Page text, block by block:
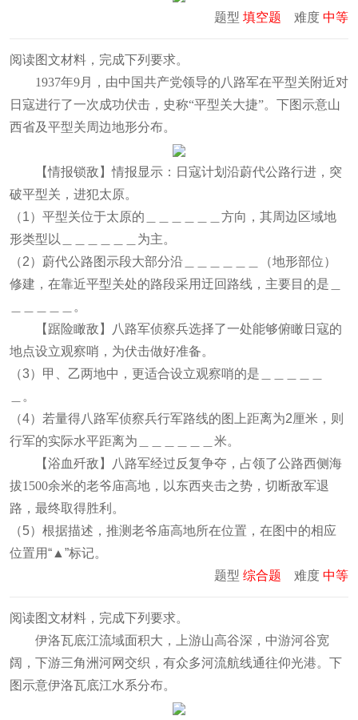
题型 填空题 难度 中等
阅读图文材料，完成下列要求。
1937年9月，由中国共产党领导的八路军在平型关附近对
日寇进行了一次成功伏击，史称“平型关大捷”。下图示意山
西省及平型关周边地形分布。
【情报锁敌】情报显示：日寇计划沿蔚代公路行进，突
破平型关，进犯太原。
（1）平型关位于太原的＿＿＿＿＿＿方向，其周边区域地
形类型以＿＿＿＿＿＿为主。
（2）蔚代公路图示段大部分沿＿＿＿＿＿＿（地形部位）
修建，在靠近平型关处的路段采用迂回路线，主要目的是＿
＿＿＿＿＿。
【踞险瞰敌】八路军侦察兵选择了一处能够俯瞰日寇的
地点设立观察哨，为伏击做好准备。
（3）甲、乙两地中，更适合设立观察哨的是＿＿＿＿＿
＿。
（4）若量得八路军侦察兵行军路线的图上距离为2厘米，则
行军的实际水平距离为＿＿＿＿＿＿米。
【浴血歼敌】八路军经过反复争夺，占领了公路西侧海
拔1500余米的老爷庙高地，以东西夹击之势，切断敌军退
路，最终取得胜利 。
（5）根据描述，推测老爷庙高地所在位置，在图中的相应
位置用“▲”标记。
题型 综合题 难度 中等
阅读图文材料，完成下列要求。
伊洛瓦底江流域面积大，上游山高谷深，中游河谷宽
阔，下游三角洲河网交织，有众多河流航线通往仰光港。下
图示意伊洛瓦底江水系分布。